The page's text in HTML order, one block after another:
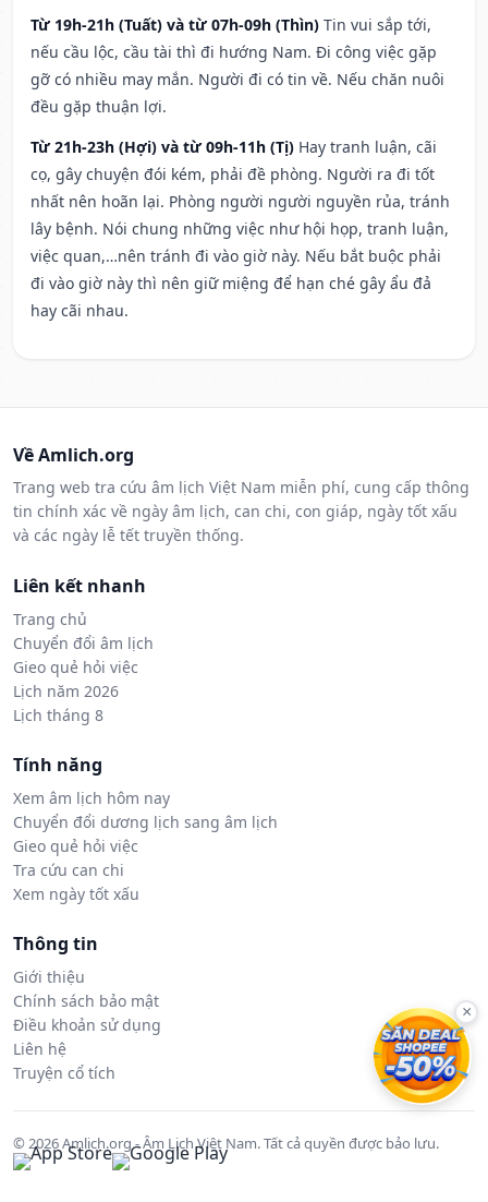
Từ 19h-21h (Tuất) và từ 07h-09h (Thìn) Tin vui sắp tới,
nếu cầu lộc, cầu tài thì đi hướng Nam. Đi công việc gặp
gỡ có nhiều may mắn. Người đi có tin về. Nếu chăn nuôi
đều gặp thuận lợi.
Từ 21h-23h (Hợi) và từ 09h-11h (Tị) Hay tranh luận, cãi
cọ, gây chuyện đói kém, phải đề phòng. Người ra đi tốt
nhất nên hoãn lại. Phòng người người nguyền rủa, tránh
lây bệnh. Nói chung những việc như hội họp, tranh luận,
việc quan,…nên tránh đi vào giờ này. Nếu bắt buộc phải
đi vào giờ này thì nên giữ miệng để hạn ché gây ẩu đả
hay cãi nhau.
Về Amlich.org
Trang web tra cứu âm lịch Việt Nam miễn phí, cung cấp thông
tin chính xác về ngày âm lịch, can chi, con giáp, ngày tốt xấu
và các ngày lễ tết truyền thống.
Liên kết nhanh
Trang chủ
Chuyển đổi âm lịch
Gieo quẻ hỏi việc
Lịch năm 2026
Lịch tháng 8
Tính năng
Xem âm lịch hôm nay
Chuyển đổi dương lịch sang âm lịch
Gieo quẻ hỏi việc
Tra cứu can chi
Xem ngày tốt xấu
Thông tin
Giới thiệu
Chính sách bảo mật
Điều khoản sử dụng
Liên hệ
Truyện cổ tích
© 2026 Amlich.org - Âm Lịch Việt Nam. Tất cả quyền được bảo lưu.
×